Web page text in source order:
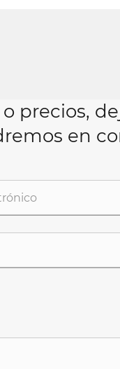
precios,
en